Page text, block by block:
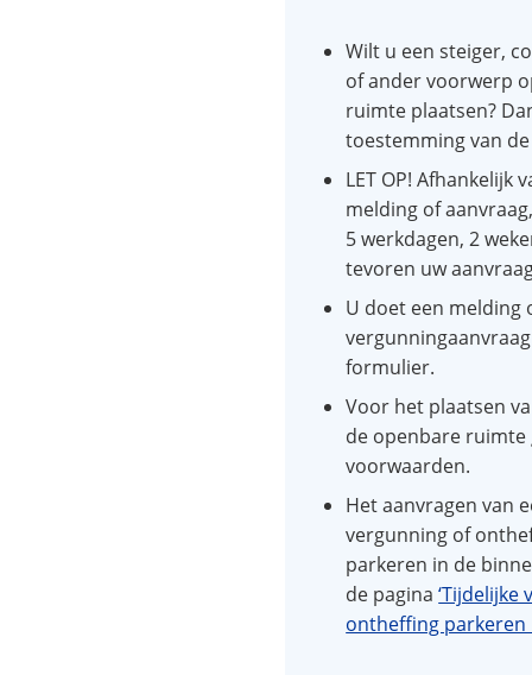
Wilt u een steiger,
of ander voorwerp
ruimte plaatsen?
toestemming van
LET OP! Afhankelijk
melding of
5 werkdagen, 2
tevoren uw
U doet een melding
formulier.
Voor het plaatsen
de openbare ruimte
voorwaarden.
Het aanvragen van
vergunning of
parkeren in de
de pagina‘Tijdelijke
ontheffing parkeren